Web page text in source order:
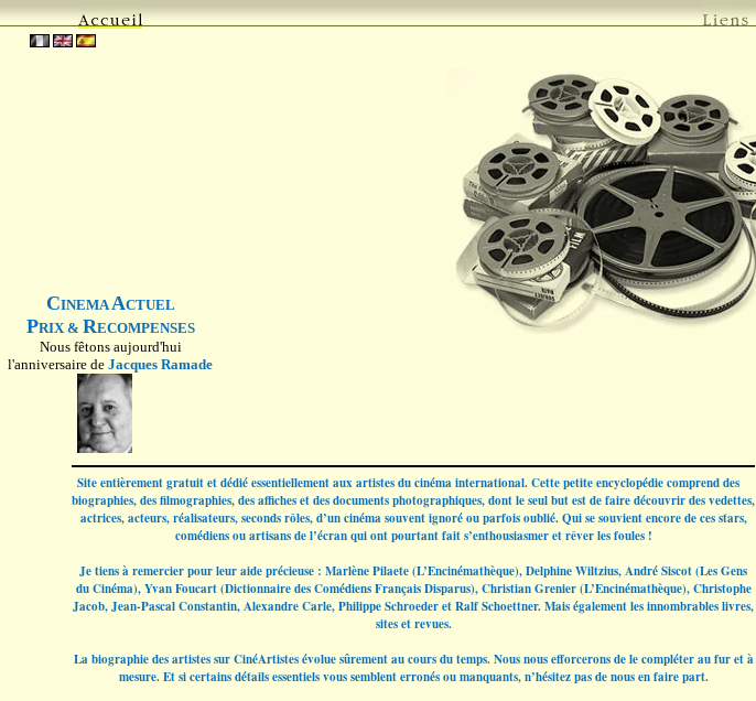
CINEMAACTUEL
PRIX & RECOMPENSES
Nous fêtons aujourd'hui
l'anniversaire de Jacques Ramade
Site entièrement gratuit et dédié essentiellement aux artistes du cinéma international. Cette petite encyclopédie comprend des
biographies, des filmographies, des affiches et des documents photographiques, dont le seul but est de faire découvrir des vedettes,
actrices, acteurs, réalisateurs, seconds rôles, d’un cinéma souvent ignoré ou parfois oublié. Qui se souvient encore de ces stars,
comédiens ou artisans de l’écran qui ont pourtant fait s’enthousiasmer et rêver les foules !
Je tiens à remercier pour leur aide précieuse : Marlène Pilaete (L’Encinémathèque), Delphine Wiltzius, André Siscot (Les Gens
du Cinéma), Yvan Foucart (Dictionnaire des Comédiens Français Disparus), Christian Grenier (L’Encinémathèque), Christophe
Jacob, Jean-Pascal Constantin, Alexandre Carle, Philippe Schroeder et Ralf Schoettner. Mais également les innombrables livres,
sites et revues.
La biographie des artistes sur CinéArtistes évolue sûrement au cours du temps. Nous nous efforcerons de le compléter au fur et à
mesure. Et si certains détails essentiels vous semblent erronés ou manquants, n’hésitez pas de nous en faire part.